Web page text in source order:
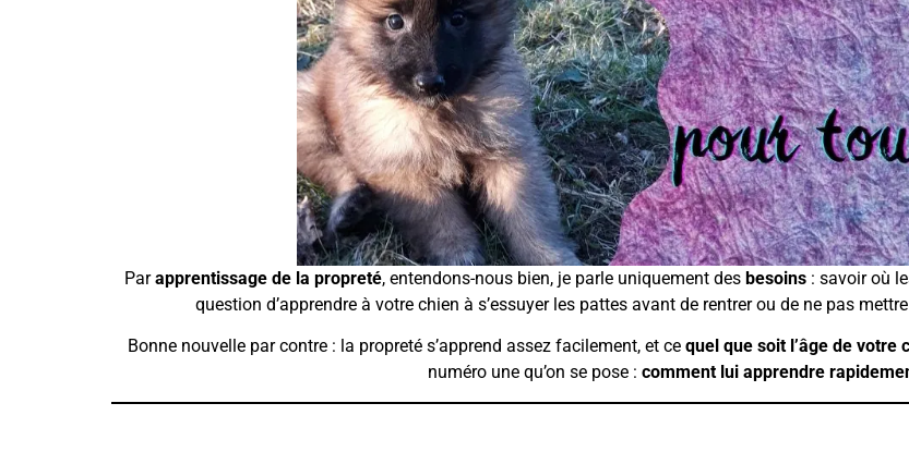
Parapprentissage de la propreté, entendons-nous bien, je parle uniquement des besoins : savoir où
question d’apprendre à votre chien à s’essuyer les pattes avant de rentrer ou de ne pas
Bonne nouvelle par contre : la propreté s’apprend assez facilement, et ce quel que soit l’âge de votre
numéro une qu’on se pose : comment lui apprendre